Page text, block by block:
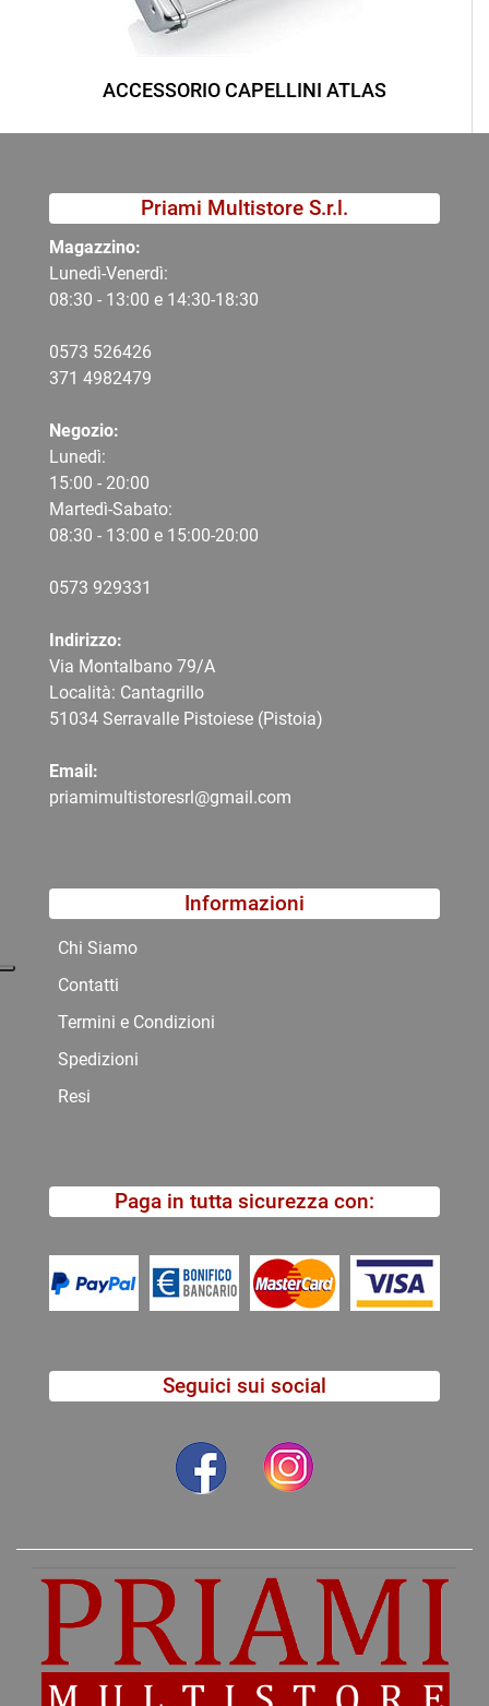
ACCESSORIO CAPELLINI ATLAS
Priami Multistore S.r.l.
Magazzino:
Lunedì-Venerdì:
08:30 - 13:00 e 14:30-18:30
0573 526426
371 4982479
Negozio:
Lunedì:
15:00 - 20:00
Martedì-Sabato:
08:30 - 13:00 e 15:00-20:00
0573 929331
Indirizzo:
Via Montalbano 79/A
Località: Cantagrillo
51034 Serravalle Pistoiese (Pistoia)
Email:
priamimultistoresrl@gmail.com
Informazioni
Chi Siamo
Contatti
Termini e Condizioni
Spedizioni
Resi
Paga in tutta sicurezza con:
Seguici sui social